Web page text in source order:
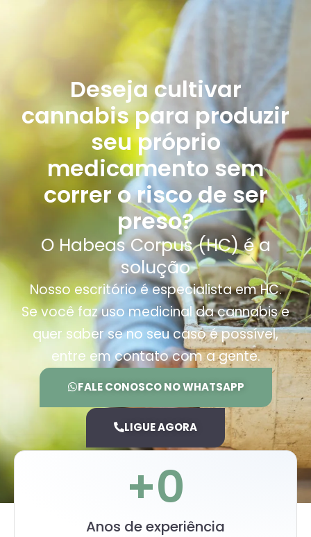
Deseja cultivar
cannabis para produzir
seu próprio
medicamento sem
correr o risco de ser
preso?
O Habeas Corpus (HC) é a
solução
Nosso escritório é especialista em HC.
Se você faz uso medicinal da cannabis e
quer saber se no seu caso é possível,
entre em contato com a gente.
FALE CONOSCO NO WHATSAPP
LIGUE AGORA
Anos de experiência
+0